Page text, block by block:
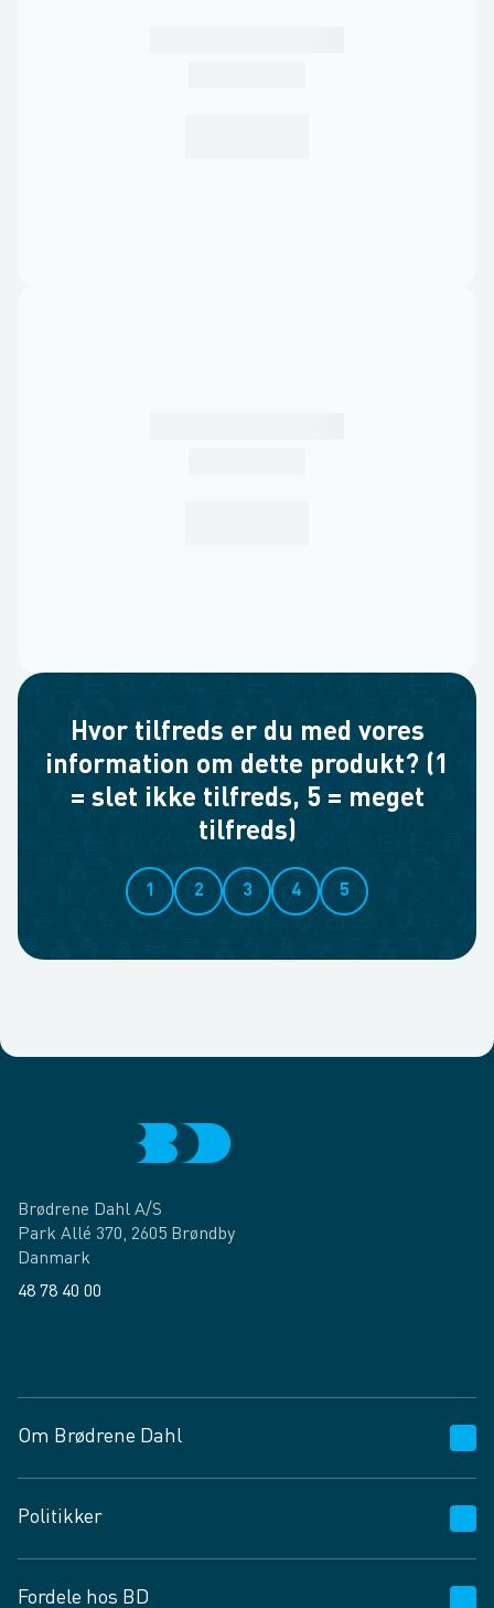
Hvor tilfreds er du med vores
information om dette produkt? (1
= slet ikke tilfreds, 5 = meget
tilfreds)
1 2 3 4 5
Brødrene Dahl A/S
Park Allé 370, 2605 Brøndby
Danmark
48 78 40 00
Om Brødrene Dahl
Vagttelefon 30 10 89 89
Spørgsmål og svar
Job og karriere
Politikker
Fordele hos BD